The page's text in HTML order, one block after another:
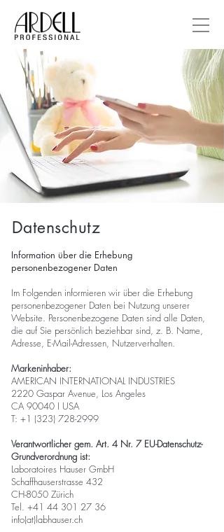
Datenschutz
Information über die Erhebung
personenbezogener Daten
Im Folgenden informieren wir über die Erhebung
personenbezogener Daten bei Nutzung unserer
Website. Personenbezogene Daten sind alle Daten,
die auf Sie persönlich beziehbar sind, z. B. Name,
Adresse, E-Mail-Adressen, Nutzerverhalten.
Markeninhaber:
AMERICAN INTERNATIONAL INDUSTRIES
2220 Gaspar Avenue, Los Angeles
CA 90040 I USA
T: +1 (323) 728-2999
Verantwortlicher gem. Art. 4 Nr. 7 EU-Datenschutz-
Grundverordnung ist:
Laboratoires Hauser GmbH
Schaffhauserstrasse 432
CH-8050 Zürich
Tel. +41 44 301 27 36
info(at)labhauser.ch